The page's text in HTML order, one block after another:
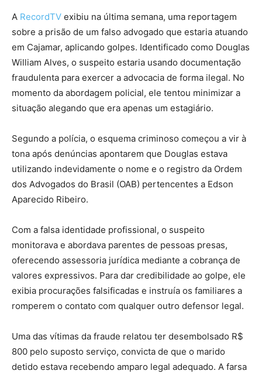
A RecordTV exibiu na última semana, uma reportagem
sobre a prisão de um falso advogado que estaria atuando
em Cajamar, aplicando golpes. Identificado como Douglas
William Alves, o suspeito estaria usando documentação
fraudulenta para exercer a advocacia de forma ilegal. No
momento da abordagem policial, ele tentou minimizar a
situação alegando que era apenas um estagiário.
Segundo a polícia, o esquema criminoso começou a vir à
tona após denúncias apontarem que Douglas estava
utilizando indevidamente o nome e o registro da Ordem
dos Advogados do Brasil (OAB) pertencentes a Edson
Aparecido Ribeiro.
Com a falsa identidade profissional, o suspeito
monitorava e abordava parentes de pessoas presas,
oferecendo assessoria jurídica mediante a cobrança de
valores expressivos. Para dar credibilidade ao golpe, ele
exibia procurações falsificadas e instruía os familiares a
romperem o contato com qualquer outro defensor legal.
Uma das vítimas da fraude relatou ter desembolsado R$
800 pelo suposto serviço, convicta de que o marido
detido estava recebendo amparo legal adequado. A farsa